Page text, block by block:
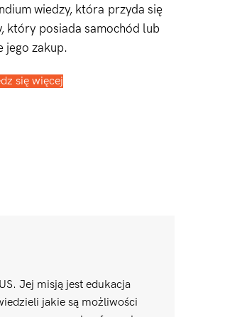
wiedzy, która przyda się
który posiada samochód lub
jego zakup.
się więcej
Jej misją jest edukacja
jakie są możliwości